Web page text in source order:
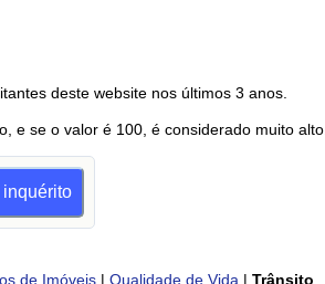
deste website nos últimos 3 anos.
e se o valor é 100, é considerado muito alto.
inquérito
de Imóveis | Qualidade de Vida | Trânsito